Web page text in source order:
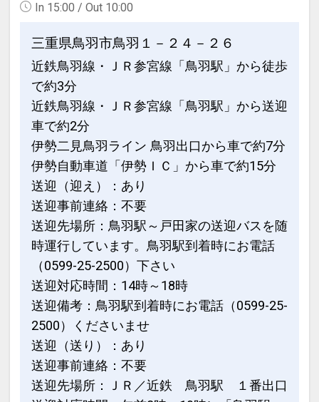
が生じる場合がございますのでご了承く
【ご案内】愛知県常滑市「宿泊税」につ
いてのお知らせ
愛知県常滑市は2025年1月6日より宿泊
税が導入されております。
おひとり様１泊につき宿泊税（200円）
を現地にて別途お支払いください。
設定期間：2026年4月1日～2027年3月
31日
インターネットコース番号：DP-1-
17393887
In 15:00 / Out 10:00
三重県鳥羽市鳥羽１－２４－２６
近鉄鳥羽線・ＪＲ参宮線「鳥羽駅」から徒歩
で約3分
近鉄鳥羽線・ＪＲ参宮線「鳥羽駅」から送迎
車で約2分
伊勢二見鳥羽ライン 鳥羽出口から車で約7分
伊勢自動車道「伊勢ＩＣ」から車で約15分
送迎（迎え）：あり
送迎事前連絡：不要
送迎先場所：鳥羽駅～戸田家の送迎バスを随
時運行しています。鳥羽駅到着時にお電話
（0599-25-2500）下さい
送迎対応時間：14時～18時
送迎備考：鳥羽駅到着時にお電話（0599-25-
2500）くださいませ
送迎（送り）：あり
送迎事前連絡：不要
送迎先場所：ＪＲ／近鉄 鳥羽駅 １番出口